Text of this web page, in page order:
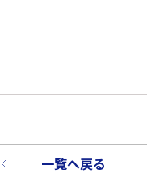
一覧へ戻る